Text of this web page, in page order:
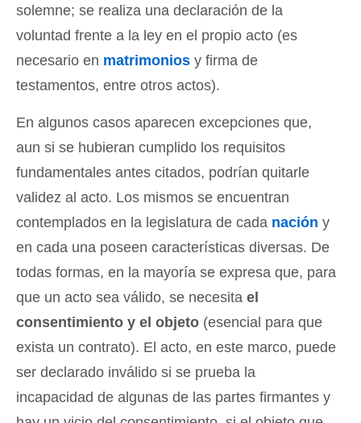
solemne; se realiza una declaración de la
voluntad frente a la ley en el propio acto (es
necesario en matrimonios y firma de
testamentos, entre otros actos).
En algunos casos aparecen excepciones que,
aun si se hubieran cumplido los requisitos
fundamentales antes citados, podrían quitarle
validez al acto. Los mismos se encuentran
contemplados en la legislatura de cada nación y
en cada una poseen características diversas. De
todas formas, en la mayoría se expresa que, para
que un acto sea válido, se necesita el
consentimiento y el objeto (esencial para que
exista un contrato). El acto, en este marco, puede
ser declarado inválido si se prueba la
incapacidad de algunas de las partes firmantes y